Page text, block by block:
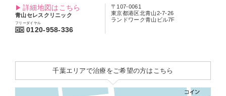
詳細地図はこちら
青山セレスクリニック
フリーダイヤル
0120-958-336
〒107-0061
東京都港区北青山2-7-26
ランドワーク青山ビル7F
千葉エリアで治療をご希望の方はこちら